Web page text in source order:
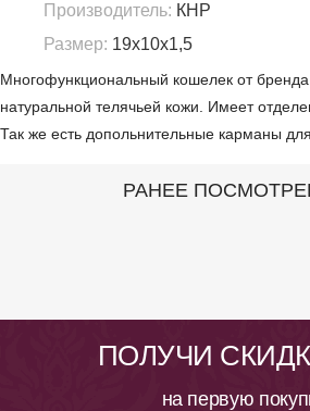
Производитель: КНР
Размер: 19х10х1,5
Многофункциональный кошелек от
натуральной телячьей кожи. Имеет
Так же есть допольнительные карманы
РАНЕЕ
ПОЛУЧИ
на первую